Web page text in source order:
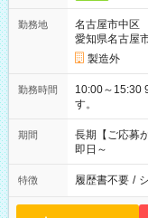
勤務地
名古屋市中区
愛知県名古屋
製造外
勤務時間
10:00～15:30 9:00～18:00 ※表記
す。
期間
長期【ご応募
即日～
特徴 履歴書不要 /